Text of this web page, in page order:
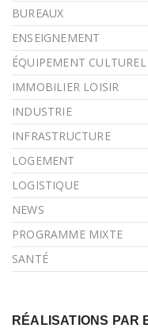
BUREAUX
ENSEIGNEMENT
ÉQUIPEMENT CULTUREL
IMMOBILIER LOISIR
INDUSTRIE
INFRASTRUCTURE
LOGEMENT
LOGISTIQUE
NEWS
PROGRAMME MIXTE
SANTÉ
RÉALISATIONS PAR